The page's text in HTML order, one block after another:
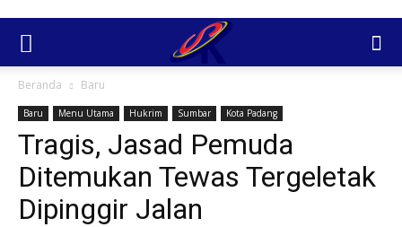
Beranda Baru
Baru Menu Utama Hukrim Sumbar Kota Padang
Tragis, Jasad Pemuda
Ditemukan Tewas Tergeletak
Dipinggir Jalan